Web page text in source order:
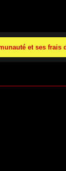
et ses frais